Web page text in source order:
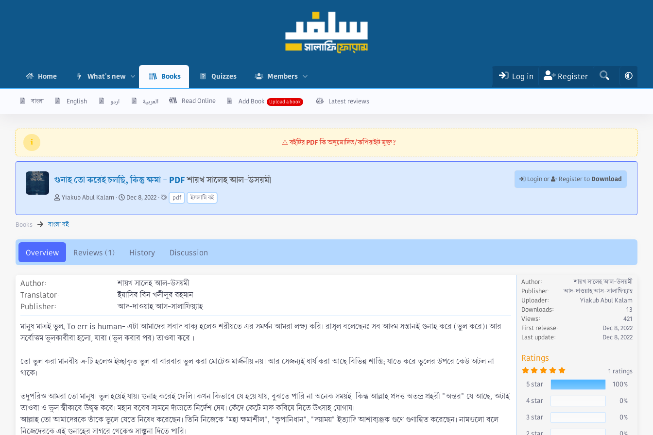
Home What's new Books Quizzes Members Log in Register
বাংলা English اردو العربية Read Online Add Book Latest reviews
⚠️বইটির PDF কি অনুমোদিত/কপিরাইট মুক্ত?
গুনাহ তো করেই চলছি, কিন্তু ক্ষমা - PDFশায়খ সালেহ আল-উসয়মী Login or Register to Download
A
t
h
r
Yiakub Abul Kalam
C
e
i
a
t
e
Dec 8, 2022
T
a
g
pdf ইসলামি বই
Books বাংলা বই
Overview Reviews (1) History Discussion
Author
শায়খ সালেহ আল-উসয়মী
Translator
ইয়াসির বিন খলীলুর রহমান
Publisher
আদ-দাওয়াহ আস-সালাফিয়্যাহ
মানুষ মাত্রই ভুল, To err is human- এটা আমাদের প্রবাদ বাক্য হলেও শরীয়তে এর সমর্থন আমরা লক্ষ্য করি। রাসূল বলেছেনঃ সব আদম সস্তানই গুনাহ করে (ভুল করে)। আর
সর্বোত্তম ভুলকারীরা হলো, যারা (ভুল করার পর) তাওবা করে ।
তো ভুল করা মানবীয় ত্রুটি হলেও ইচ্ছাকৃত ভুল বা বারবার ভুল করা মোটেও মার্জনীয় নয়। আর সেজন্যই ধার্য করা আছে বিভিন্ন শাস্তি; যাতে করে ভুলের উপরে কেউ অটল না
থাকে।
তদুপরিও আমরা তো মানুষ। ভুল হয়েই যায়। গুনাহ করেই ফেলি। কখন কিভাবে যে হয়ে যায়, বুঝতে পারি না অনেক সময়ই। কিন্তু আল্লাহ প্রদত্ত অতন্দ্র প্রহরী "অন্তর" যে আছে, ওটাই
তাওবা ও ভুল স্বীকারে উদ্বুদ্ধ করে। মহান রবের সামনে দাঁড়াতে নির্দেশ দেয়। কেঁদে কেটে মাফ করিয়ে নিতে উৎসাহ যোগায়।
আল্লাহ তো আমাদেরকে তাঁকে ভুলে যেতে নিষেধ করেছেন। তিনি নিজেকে "মহা ক্ষমাশীল", "কৃপানিধান", "দয়াময়" ইত্যাদি আশাব্যঞ্জক গুণে গুণান্বিত করেছেন। নামগুলো বলে
নিজেদেরকে এই গুনাহের সাগরে থেকেও সান্ত্বনা দিতে পারি।
Author
শায়খ সালেহ আল-উসয়মী
Publisher
আদ-দাওয়াহ আস-সালাফিয়্যাহ
Uploader
Yiakub Abul Kalam
Downloads
13
Views
421
First release
Dec 8, 2022
Last update
Dec 8, 2022
Ratings
5
0
0
s
a
r
1 ratings
5 star
100%
4 star
0%
3 star
0%